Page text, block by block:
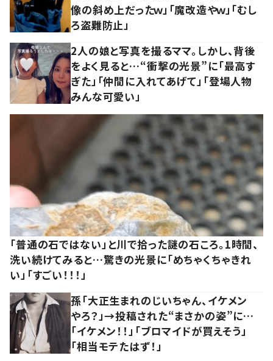
像の斜め上だったｗ」「魔改造やｗ」「むし
ろ盗難防止」
2人の娘と写真を撮るママ。しかし、背後
をよく見ると…“衝撃の光景”に「最高す
ぎた」「仲間に入れてあげて」「登場人物
みんな可愛い」
「普通の石ではない」と川で拾った謎の石ころ。1時間、
洗い続けてみると…驚きの光景に「めちゃくちゃきれ
い」「すごい！！！」
孫「大正生まれのじいちゃん、イケメン
やろ？」→投稿された“まさかの姿”に…
「イケメン！！」「ブロマイドが買えそう」
「相当モテたはず！」